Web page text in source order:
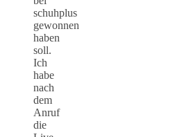
schuhplus
gewonnen
haben
soll.
Ich
habe
nach
dem
Anruf
die